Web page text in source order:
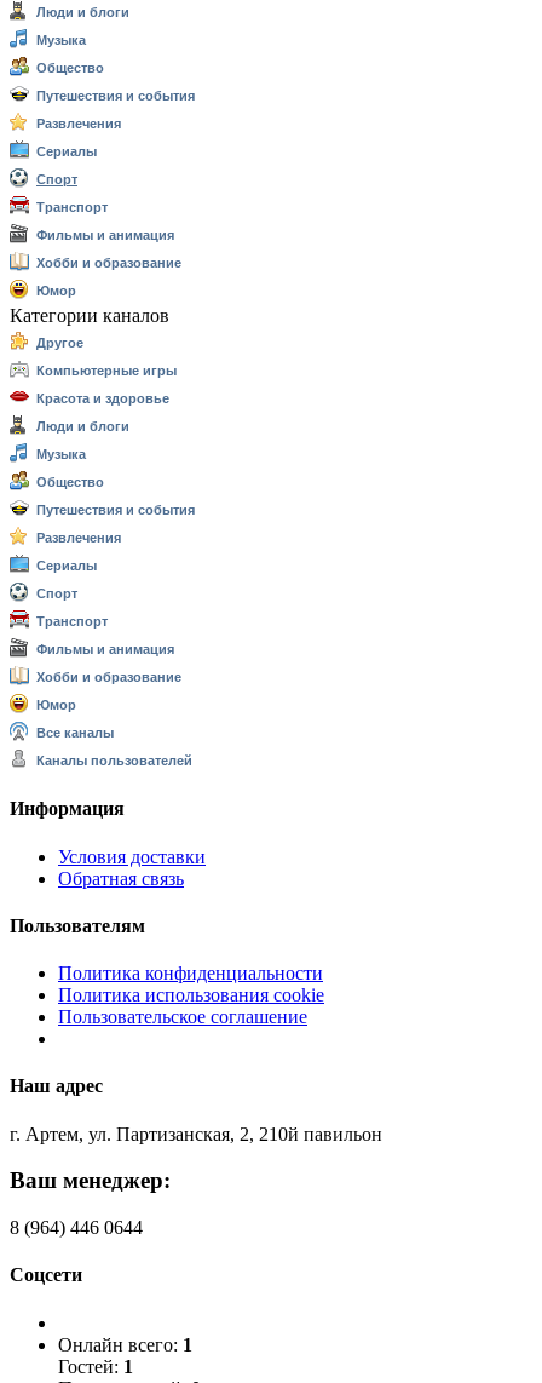
Люди и блоги
Музыка
Общество
Путешествия и события
Развлечения
Сериалы
Спорт
Транспорт
Фильмы и анимация
Хобби и образование
Юмор
Категории каналов
Другое
Компьютерные игры
Красота и здоровье
Люди и блоги
Музыка
Общество
Путешествия и события
Развлечения
Сериалы
Спорт
Транспорт
Фильмы и анимация
Хобби и образование
Юмор
Все каналы
Каналы пользователей
Информация
Условия доставки
Обратная связь
Пользователям
Политика конфиденциальности
Политика использования cookie
Пользовательское соглашение
Наш адрес
г. Артем, ул. Партизанская, 2, 210й павильон
Ваш менеджер:
8 (964) 446 0644
Соцсети
Онлайн всего: 1
Гостей: 1